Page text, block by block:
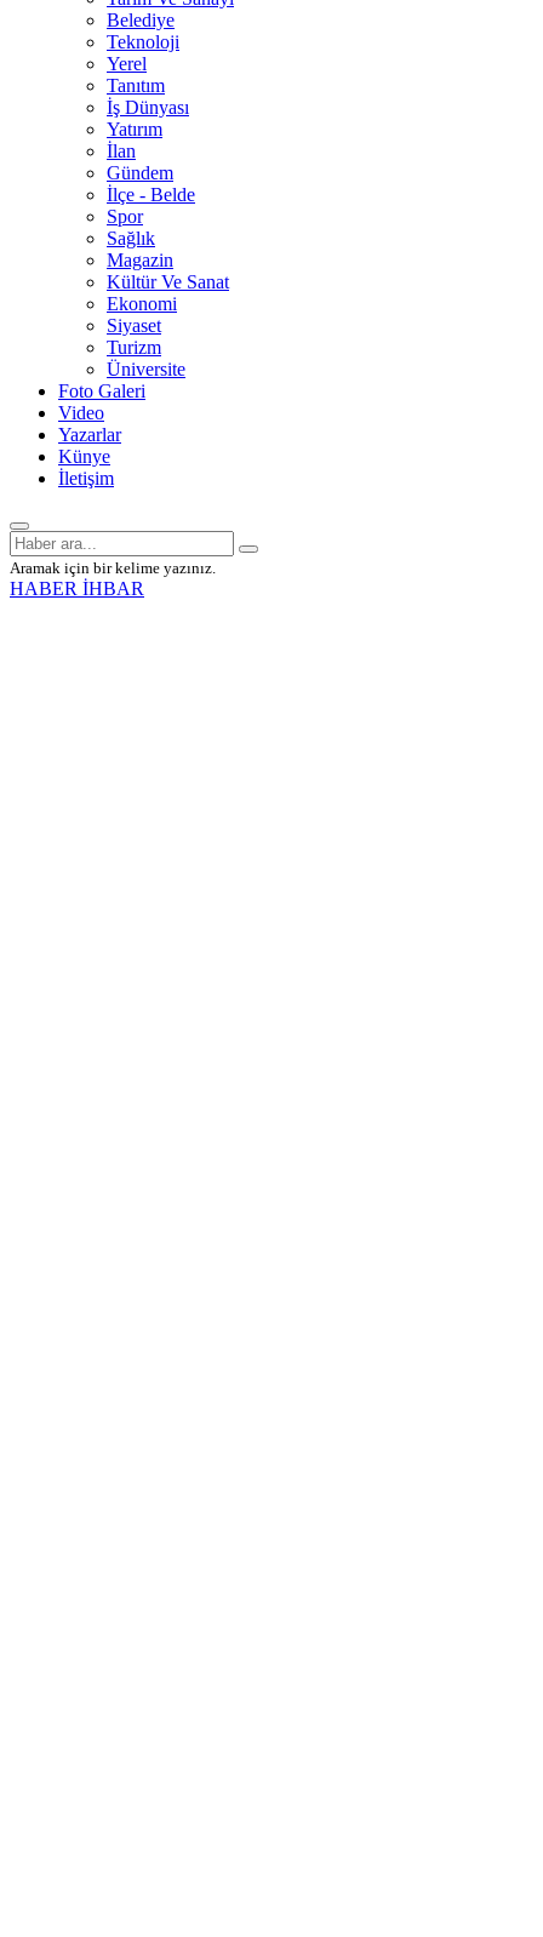
Belediye
Teknoloji
Yerel
Tanıtım
İş Dünyası
Yatırım
İlan
Gündem
İlçe - Belde
Spor
Sağlık
Magazin
Kültür Ve Sanat
Ekonomi
Siyaset
Turizm
Üniversite
Foto Galeri
Video
Yazarlar
Künye
İletişim
Aramak için bir kelime yazınız.
HABER İHBAR